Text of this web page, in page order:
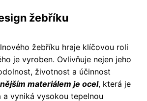
žebříku
žebříku hraje klíčovou roli
je vyroben. Ovlivňuje nejen jeho
životnost a účinnost
materiálem je ocel, která je
a vyniká vysokou tepelnou